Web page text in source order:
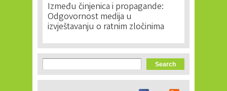
Između činjenica i propagande:
Odgovornost medija u
izvještavanju o ratnim zločinima
Search form
Search